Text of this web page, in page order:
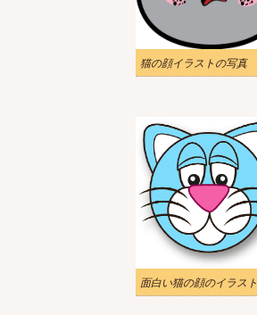
猫の顔イラストの写真
面白い猫の顔のイラスト